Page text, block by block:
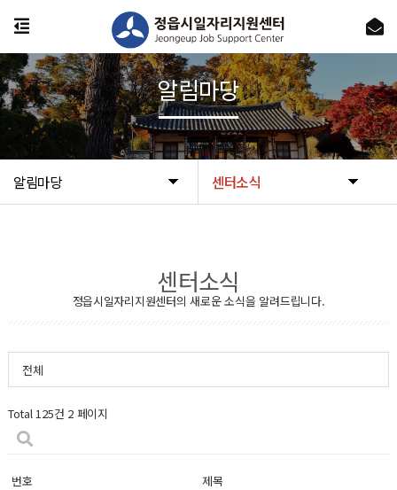
알림마당 센터소식
알림마당
센터소식
정읍시일자리지원센터의 새로운 소식을 알려드립니다.
전체
Total 125건 2 페이지
번호 제목